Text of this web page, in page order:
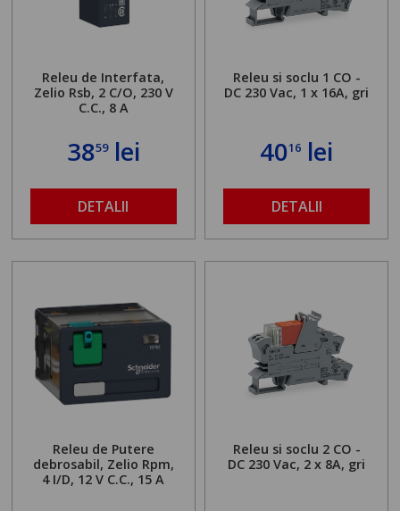
Releu de Interfata,
Zelio Rsb, 2 C/O, 230 V
C.C., 8 A
3859lei
DETALII
Releu si soclu 1 CO -
DC 230 Vac, 1 x 16A, gri
4016 lei
DETALII
Releu de Putere
debrosabil, Zelio Rpm,
4 I/D, 12 V C.C., 15 A
Releu si soclu 2 CO -
DC 230 Vac, 2 x 8A, gri